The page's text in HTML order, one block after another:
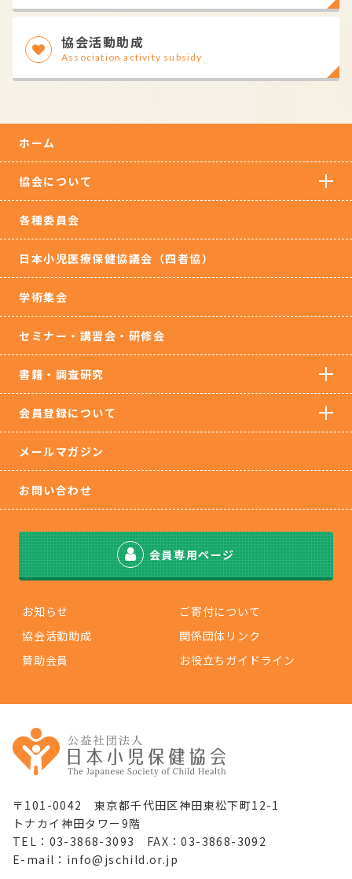
協会活動助成
Association activity subsidy
ホーム
協会について
各種委員会
日本小児医療保健協議会（四者協）
学術集会
セミナー・講習会・研修会
書籍・調査研究
会員登録について
メールマガジン
お問い合わせ
会員専用ページ
お知らせ
ご寄付について
協会活動助成
関係団体リンク
賛助会員
お役立ちガイドライン
〒101-0042 東京都千代田区神田東松下町12-1
トナカイ神田タワー9階
TEL：03-3868-3093 FAX：03-3868-3092
E-mail：info@jschild.or.jp